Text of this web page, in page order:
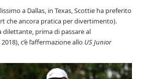
a Dallas, in Texas, Scottie ha preferito
che ancora pratica per divertimento).
dilettante, prima di passare al
c’è l’affermazione allo US Junior